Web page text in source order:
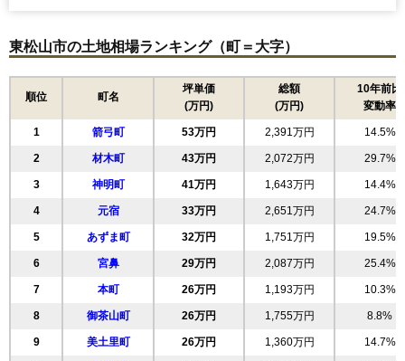
東松山市の土地相場ランキング（町＝大字）
順位 町名
坪単価
(万円)
総額
(万円)
10年前比
変動率
1 箭弓町 53万円 2,391万円 14.5%
2 材木町 43万円 2,072万円 29.7%
3 神明町 41万円 1,643万円 14.4%
4 元宿 33万円 2,651万円 24.7%
5 あずま町 32万円 1,751万円 19.5%
6 宮鼻 29万円 2,087万円 25.4%
7 本町 26万円 1,193万円 10.3%
8 御茶山町 26万円 1,755万円 8.8%
9 美土里町 26万円 1,360万円 14.7%